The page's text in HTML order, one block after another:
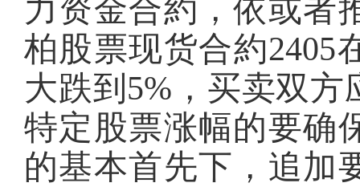
力资金合約，依或者
柏股票现货合約2405
大跌到5%，买卖双
特定股票涨幅的要确
的基本首先下，追加